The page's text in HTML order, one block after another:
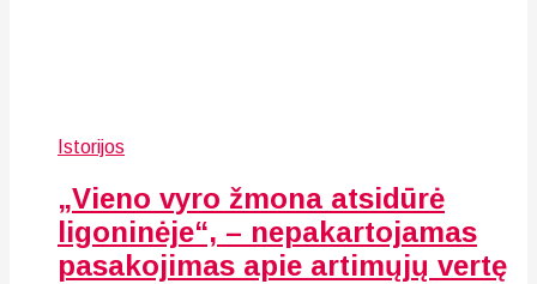
Istorijos
„Vieno vyro žmona atsidūrė
ligoninėje“, – nepakartojamas
pasakojimas apie artimųjų vertę